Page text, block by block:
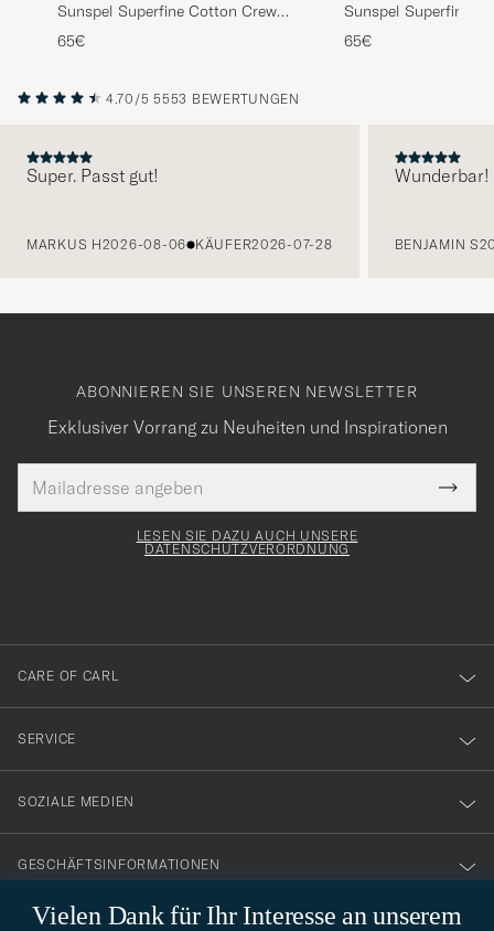
Sunspel Superfine Cotton Crew
Neck T-Shirt White
65€
Sunspel Superfine
Neck T-Shirt Black
65€
4.70/5 5553 BEWERTUNGEN
Super. Passt gut!
MARKUS H2026-08-06 KÄUFER2026-07-28
Wunderbar!
BENJAMIN S
Vielen Dank für Ihr Interesse an unserem
ABONNIEREN SIE UNSEREN NEWSLETTER
Exklusiver Vorrang zu Neuheiten und Inspirationen
Mail
Adresse
Tack
för
dig
till
vårt
nyhetsbrev!
LESEN SIE DAZU AUCH UNSERE
DATENSCHUTZVERORDNUNG
CARE OF CARL
SERVICE
SOZIALE MEDIEN
GESCHÄFTSINFORMATIONEN